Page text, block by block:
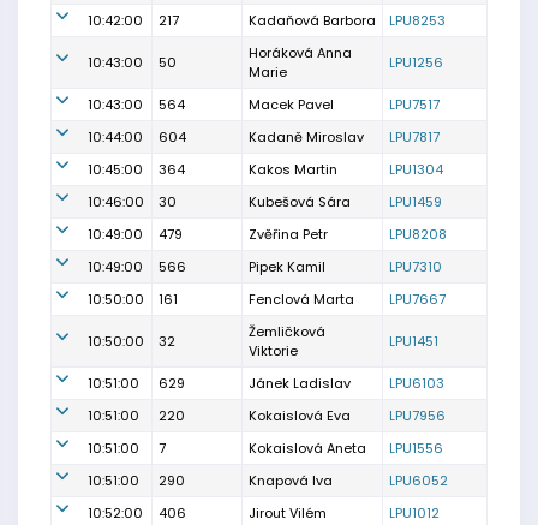
10:42:00
217 Kadaňová Barbora LPU8253
10:43:00 50
Horáková Anna
Marie
LPU1256
10:43:00 564 Macek Pavel
LPU7517
10:44:00
604 Kadaně Miroslav
LPU7817
10:45:00
364 Kakos Martin
LPU1304
10:46:00
30 Kubešová Sára
LPU1459
10:49:00
479 Zvěřina Petr
LPU8208
10:49:00
566 Pipek Kamil
LPU7310
10:50:00
161 Fenclová Marta LPU7667
10:50:00 32
Žemličková
Viktorie
LPU1451
10:51:00 629 Jánek Ladislav
LPU6103
10:51:00
220 Kokaislová Eva
LPU7956
10:51:00
7 Kokaislová Aneta
LPU1556
10:51:00
290 Knapová Iva
LPU6052
10:52:00
406 Jirout Vilém
LPU1012